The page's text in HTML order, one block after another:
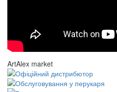
ArtAlex market